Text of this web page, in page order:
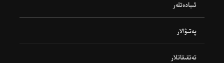
ئىبادەتلەر
پەتىۋالار
تەتقىقاتلار